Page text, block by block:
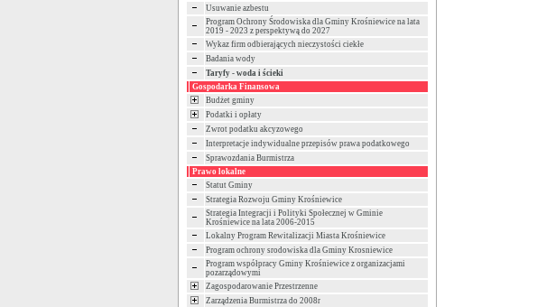
Usuwanie azbestu
Program Ochrony Środowiska dla Gminy Krośniewice na lata
2019 - 2023 z perspektywą do 2027
Wykaz firm odbierających nieczystości ciekłe
Badania wody
Taryfy - woda i ścieki
Gospodarka Finansowa
Budżet gminy
Podatki i opłaty
Zwrot podatku akcyzowego
Interpretacje indywidualne przepisów prawa podatkowego
Sprawozdania Burmistrza
Prawo lokalne
Statut Gminy
Strategia Rozwoju Gminy Krośniewice
Strategia Integracji i Polityki Społecznej w Gminie
Krośniewice na lata 2006-2015
Lokalny Program Rewitalizacji Miasta Krośniewice
Program ochrony srodowiska dla Gminy Krosniewice
Program współpracy Gminy Krośniewice z organizacjami
pozarządowymi
Zagospodarowanie Przestrzenne
Zarządzenia Burmistrza do 2008r